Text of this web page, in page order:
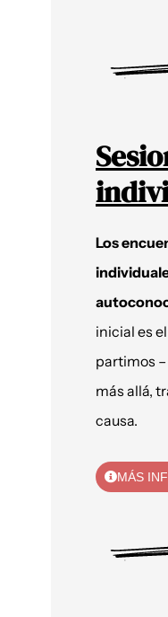
Los
inicial es
partimos
más allá,
causa.
MÁS